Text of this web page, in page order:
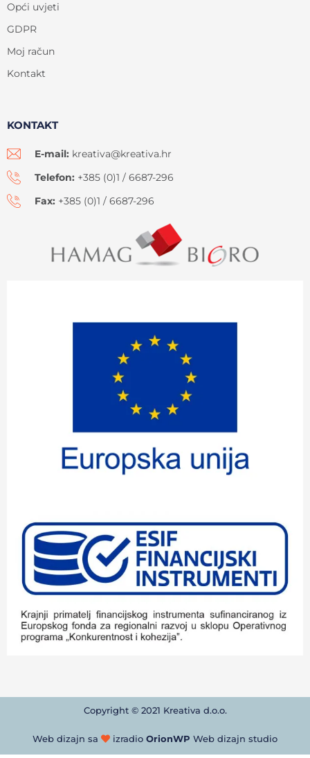
Opći uvjeti
GDPR
Moj račun
Kontakt
KONTAKT
E-mail: kreativa@kreativa.hr
Telefon: +385 (0)1 / 6687-296
Fax: +385 (0)1 / 6687-296
Copyright © 2021 Kreativa d.o.o.
Web dizajn sa izradio OrionWP Web dizajn studio